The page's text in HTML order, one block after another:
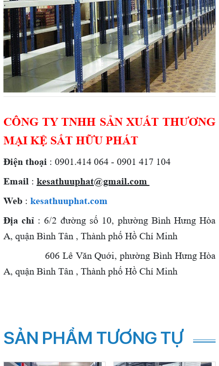
CÔNG TY TNHH SẢN XUẤT THƯƠNG
MẠI KỆ SẮT HỮU PHÁT
Điện thoại : 0901.414 064 - 0901 417 104
Email : kesathuuphat@gmail.com
Web : kesathuuphat.com
Địa chỉ : 6/2 đường số 10, phường Bình Hưng Hòa
A, quận Bình Tân , Thành phố Hồ Chí Minh
606 Lê Văn Quới, phường Bình Hưng Hòa
A, quận Bình Tân , Thành phố Hồ Chí Minh
SẢN PHẨM TƯƠNG TỰ